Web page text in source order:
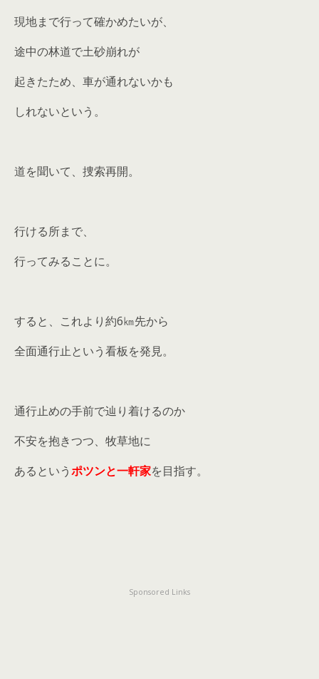
現地まで行って確かめたいが、
途中の林道で土砂崩れが
起きたため、車が通れないかも
しれないという。
道を聞いて、捜索再開。
行ける所まで、
行ってみることに。
すると、これより約6㎞先から
全面通行止という看板を発見。
通行止めの手前で辿り着けるのか
不安を抱きつつ、牧草地に
あるというポツンと一軒家を目指す。
Sponsored Links